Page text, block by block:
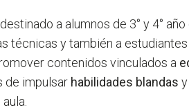
a alumnos de 3° y 4°
técnicas y también a estudiantes
contenidos vinculados a
de impulsar habilidades blandas